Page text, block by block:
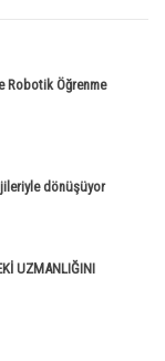
Robotik Öğrenme
dönüşüyor
UZMANLIĞINI